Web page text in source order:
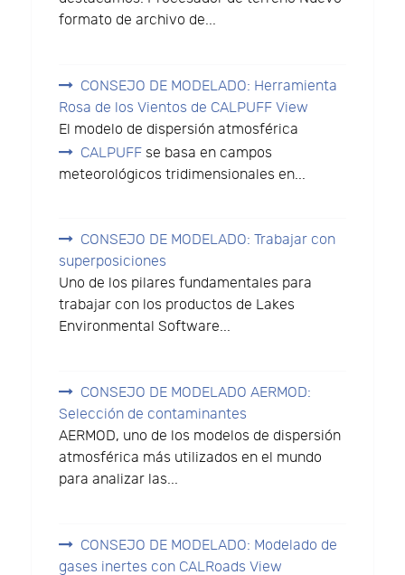
formato de archivo de...
CONSEJO DE MODELADO: Herramienta
Rosa de los Vientos de CALPUFF View
El modelo de dispersión atmosférica
CALPUFF se basa en campos
meteorológicos tridimensionales en...
CONSEJO DE MODELADO: Trabajar con
superposiciones
Uno de los pilares fundamentales para
trabajar con los productos de Lakes
Environmental Software...
CONSEJO DE MODELADO AERMOD:
Selección de contaminantes
AERMOD, uno de los modelos de dispersión
atmosférica más utilizados en el mundo
para analizar las...
CONSEJO DE MODELADO: Modelado de
gases inertes con CALRoads View